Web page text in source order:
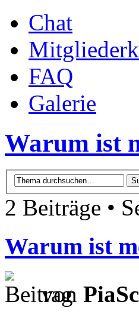
Chat
FAQ
Galerie
Warum ist
2 Beiträge •
Warum ist
von